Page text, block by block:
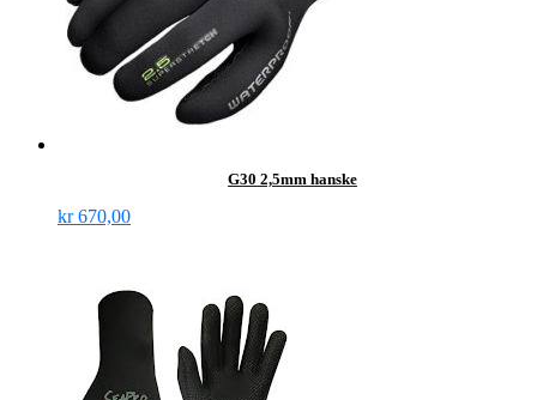
G30 2,5mm hanske
kr670,00